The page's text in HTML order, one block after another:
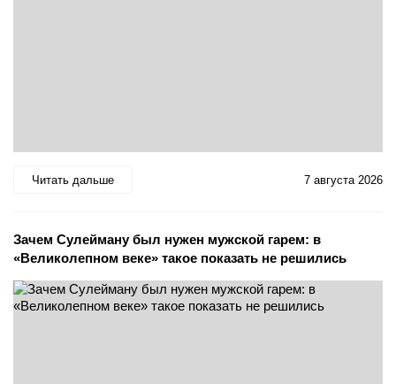
Читать дальше 7 августа 2026
Зачем Сулейману был нужен мужской гарем: в
«Великолепном веке» такое показать не решились